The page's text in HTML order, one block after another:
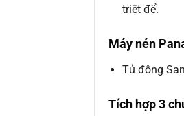
triệt để.
Máy nén
Tủ đông
Tích hợp 3